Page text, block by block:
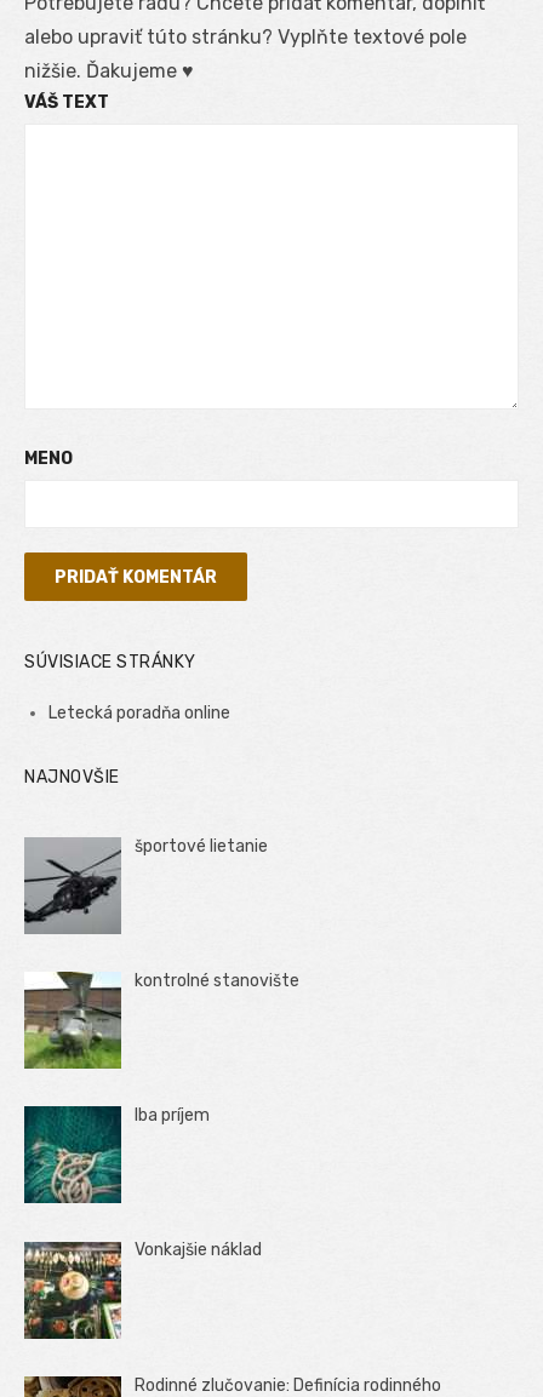
alebo upraviť túto stránku? Vyplňte textové pole
nižšie. Ďakujeme ♥
VÁŠ TEXT
MENO
SÚVISIACE STRÁNKY
Letecká poradňa online
NAJNOVŠIE
športové lietanie
kontrolné stanovište
Iba príjem
Vonkajšie náklad
Rodinné zlučovanie: Definícia rodinného